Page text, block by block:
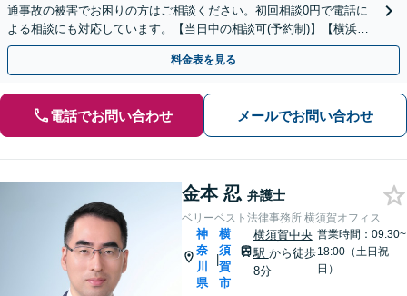
通事故の被害でお困りの方はご相談ください。初回相談0円で電話に
よる相談にも対応しています。【当日中の相談可(予約制)】【横浜駅
徒歩6分】
料金表を見る
電話でお問い合わせ メールでお問い合わせ
金本 忍 弁護士
ベリーベスト法律事務所 横須賀オフィス
神
奈
川
県
|
横
須
賀
市
横須賀中央
駅 から徒歩
8分
営業時間：09:30~
18:00（土日祝
日）